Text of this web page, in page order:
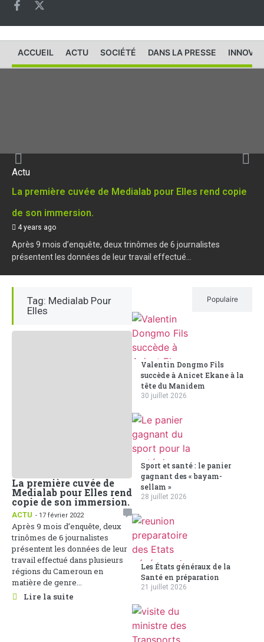
ACCUEIL ACTU SOCIÉTÉ DANS LA PRESSE
Actu
La première cuvée de Medialab pour Elles rend copie
de son immersion.
4 years ago
Après 9 mois d’enquête, deux trinômes de 6 journalistes
présentent les données de leur travail effectué...
Tag: Medialab Pour
Elles
La première cuvée de
Medialab pour Elles rend
copie de son immersion.
ACTU - 17 février 2022
Après 9 mois d’enquête, deux
trinômes de 6 journalistes
présentent les données de leur
travail effectué dans plusieurs
régions du Cameroun en
matière de genre...
Lire la suite
Populaire
Valentin Dongmo Fils
succède à Anicet Ekane à la
tête du Manidem
30 juillet 2026
Sport et santé : le panier
gagnant des « bayam-
sellam »
28 juillet 2026
Les États généraux de la
Santé en préparation
21 juillet 2026